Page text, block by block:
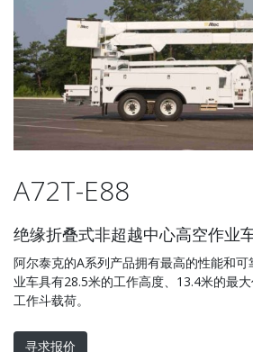
A72T-E88
绝缘折叠式非超越中心高空作业
阿尔泰克的A系列产品拥有最高的性能和
业车具有28.5米的工作高度、13.4米的最
工作斗载荷。
寻求报价